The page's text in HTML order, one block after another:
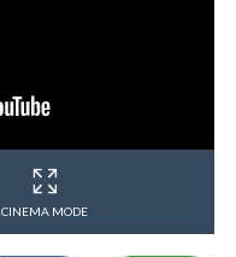
CINEMA MODE